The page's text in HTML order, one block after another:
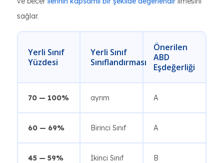
sağlar.
Yerli Sınıf
Yüzdesi
Yerli Sınıf
Sınıflandırması
Önerilen
ABD
Eşdeğerliği
70 — 100% ayrım A
60 — 69% Birinci Sınıf A
45 — 59% İkinci Sınıf B